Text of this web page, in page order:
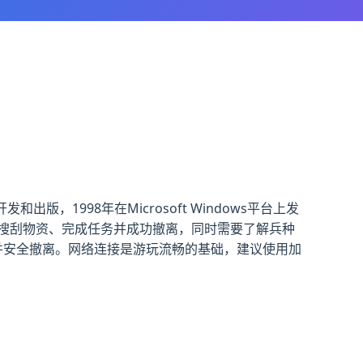
发和出版，1998年在Microsoft Windows平台上发
物资、完成任务并成功撤离，同时需要了解兵种
全撤离。网络连接是游玩流畅的基础，建议使用加